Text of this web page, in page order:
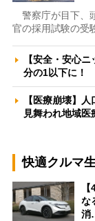
警察庁が目下、
官の採用試験の受
【安全・安心
分の1以下に
【医療崩壊】
見舞われ地域
快適クルマ
な
消